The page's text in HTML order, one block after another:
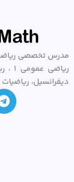
مدرس تخصصی
دیفرانسیل،